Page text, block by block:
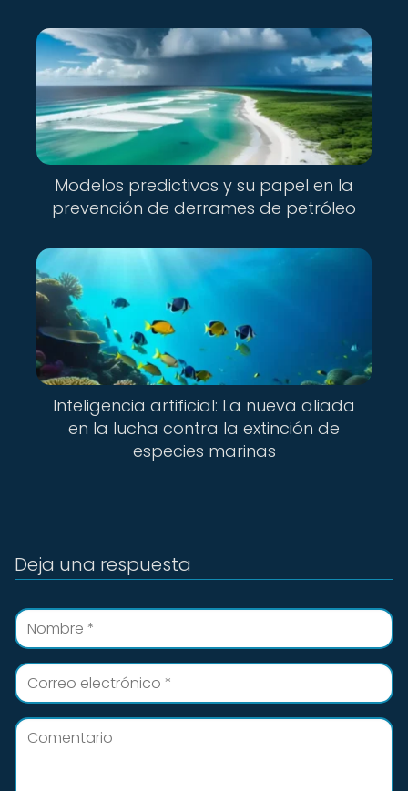
Modelos predictivos y su papel en la
prevención de derrames de petróleo
Inteligencia artificial: La nueva aliada
en la lucha contra la extinción de
especies marinas
Deja una respuesta